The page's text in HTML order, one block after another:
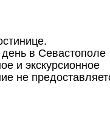
в Севастополе
и экскурсионное
не